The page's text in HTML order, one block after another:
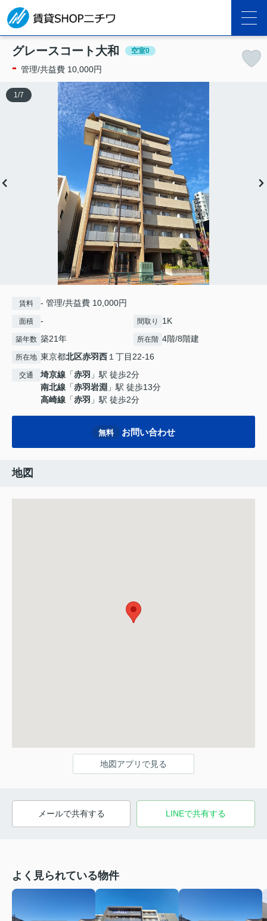
グレースコート大和 空室0
- 管理/共益費 10,000円
1 /7
賃料 - 管理/共益費 10,000円
面積 - 間取り 1K
築年数 築21年 所在階 4階/8階建
所在地 東京都北区赤羽西 １丁目22-16
交通 埼京線 「赤羽 」駅 徒歩2分
南北線 「赤羽岩淵 」駅 徒歩13分
高崎線 「赤羽 」駅 徒歩2分
無料 お問い合わせ
地図
地図アプリで見る
メールで共有する LINEで共有する
よく見られている物件